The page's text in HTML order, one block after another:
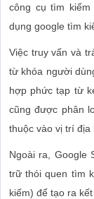
công cụ tìm
dụng google tìm
Việc truy vấn và
từ khóa người
hợp phức tạp từ
cũng được phân
thuộc vào vị trí địa
Ngoài ra, Google
trữ thói quen tìm
kiếm) để tạo ra